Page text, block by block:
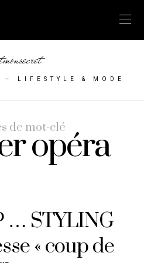
– LIFESTYLE & MODE
de mot-clé
opéra
… STYLING
« coup de